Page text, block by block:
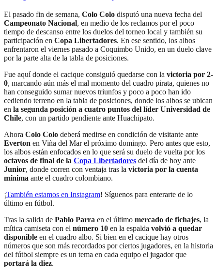
El pasado fin de semana, Colo Colo disputó una nueva fecha del
Campeonato Nacional, en medio de los reclamos por el poco
tiempo de descanso entre los duelos del torneo local y también su
participación en Copa Libertadores. En ese sentido, los albos
enfrentaron el viernes pasado a Coquimbo Unido, en un duelo clave
por la parte alta de la tabla de posiciones.
Fue aquí donde el cacique consiguió quedarse con la victoria por 2-
0, marcando aún más el mal momento del cuadro pirata, quienes no
han conseguido sumar nuevos triunfos y poco a poco han ido
cediendo terreno en la tabla de posiciones, donde los albos se ubican
en la segunda posición a cuatro puntos del líder Universidad de
Chile, con un partido pendiente ante Huachipato.
Ahora Colo Colo deberá medirse en condición de visitante ante
Everton en Viña del Mar el próximo domingo. Pero antes que esto,
los albos están enfocados en lo que será su duelo de vuelta por los
octavos de final de la Copa Libertadores del día de hoy ante
Junior, donde corren con ventaja tras la victoria por la cuenta
mínima ante el cuadro colombiano.
¡También estamos en Instagram! Síguenos para enterarte de lo
último en fútbol.
Tras la salida de Pablo Parra en el último mercado de fichajes, la
mítica camiseta con el número 10 en la espalda volvió a quedar
disponible en el cuadro albo. Si bien en el cacique hay otros
números que son más recordados por ciertos jugadores, en la historia
del fútbol siempre es un tema en cada equipo el jugador que
portará la diez.